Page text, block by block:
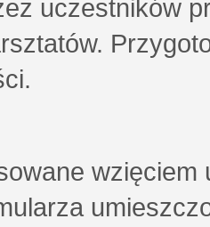
uczestników
wzięciem